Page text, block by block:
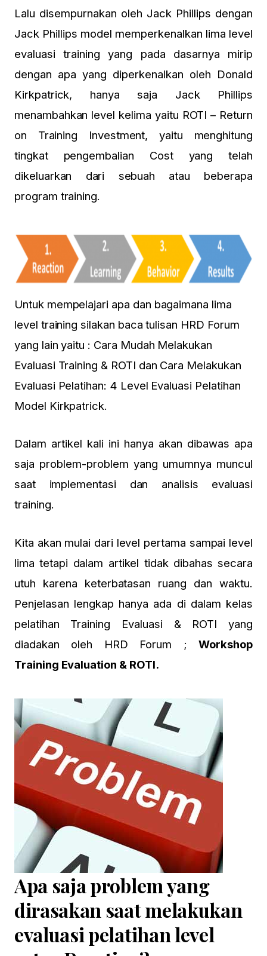
Lalu disempurnakan oleh Jack Phillips dengan
Jack Phillips model memperkenalkan lima level
evaluasi training yang pada dasarnya mirip
dengan apa yang diperkenalkan oleh Donald
Kirkpatrick, hanya saja Jack Phillips
menambahkan level kelima yaitu ROTI – Return
on Training Investment, yaitu menghitung
tingkat pengembalian Cost yang telah
dikeluarkan dari sebuah atau beberapa
program training.
Untuk mempelajari apa dan bagaimana lima
level training silakan baca tulisan HRD Forum
yang lain yaitu : Cara Mudah Melakukan
Evaluasi Training & ROTI dan Cara Melakukan
Evaluasi Pelatihan: 4 Level Evaluasi Pelatihan
Model Kirkpatrick.
Dalam artikel kali ini hanya akan dibawas apa
saja problem-problem yang umumnya muncul
saat implementasi dan analisis evaluasi
training.
Kita akan mulai dari level pertama sampai level
lima tetapi dalam artikel tidak dibahas secara
utuh karena keterbatasan ruang dan waktu.
Penjelasan lengkap hanya ada di dalam kelas
pelatihan Training Evaluasi & ROTI yang
diadakan oleh HRD Forum ;Workshop
Training Evaluation & ROTI.
Apa saja problem yang
dirasakan saat melakukan
evaluasi pelatihan level